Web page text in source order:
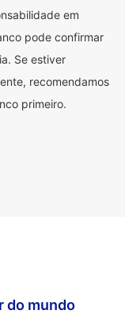
em
pode confirmar
Se estiver
recomendamos
primeiro.
do mundo